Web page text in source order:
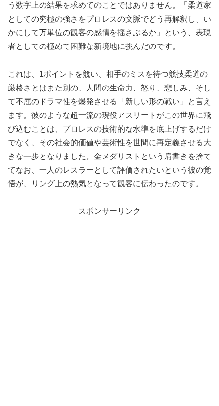
う数字上の結果を求めてのことではありません。「柔道家
としての究極の強さをプロレスの文脈でどう再解釈し、い
かにして万単位の観客の感情を揺さぶるか」という、表現
者としての極めて困難な新境地に挑んだのです。
これは、1ポイントを競い、相手のミスを待つ競技柔道の
厳格さとはまた別の、人間の生命力、怒り、悲しみ、そし
て不屈のドラマ性を爆発させる「新しい形の戦い」と言え
ます。彼のような超一流の現役アスリートがこの世界に飛
び込むことは、プロレスの技術的な水準を底上げするだけ
でなく、その社会的価値や芸術性を世間に再定義させる大
きな一歩となりました。金メダリストという肩書きを捨て
てなお、一人のレスラーとして評価されたいという彼の覚
悟が、リング上の熱気となって観客に伝わったのです。
スポンサーリンク